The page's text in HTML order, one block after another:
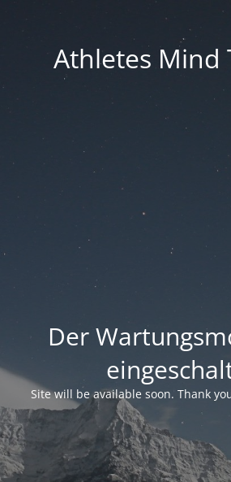
Athletes Mind
Der
Site will be available soon. Thank